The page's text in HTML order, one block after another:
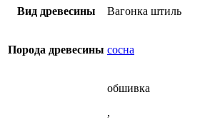
из
сосны
ВС-
АКЦИЯ!
Вид древесины Вагонка штиль
Порода древесины сосна
обшивка
,